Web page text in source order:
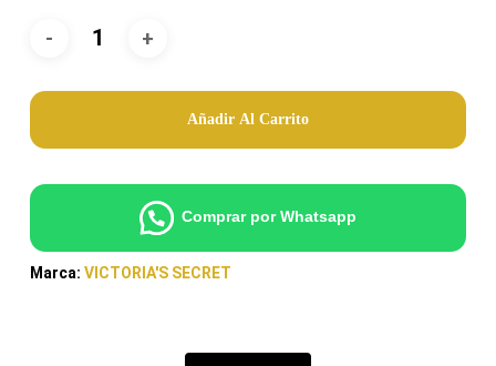
Añadir Al Carrito
Comprar por Whatsapp
Marca: VICTORIA'S SECRET